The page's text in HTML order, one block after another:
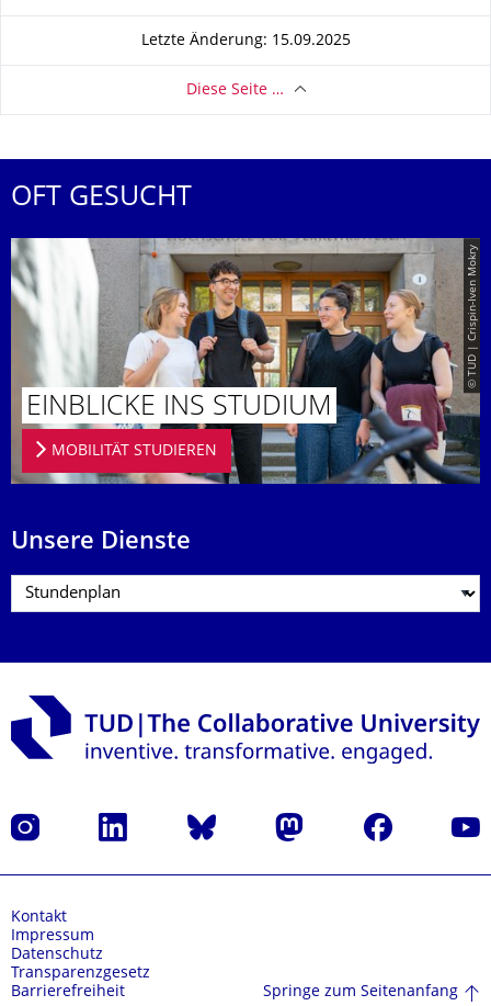
Letzte Änderung: 15.09.2025
Diese Seite …
OFT GESUCHT
© TUD | Crispin-Iven Mokry
EINBLICKE INS STUDIUM
MOBILITÄT STUDIEREN
Unsere Dienste
Instagram LinkedIn Bluesky Mastodon Facebook
Kontakt
Impressum
Datenschutz
Transparenzgesetz
Barrierefreiheit
Springe zum Seitenanfang